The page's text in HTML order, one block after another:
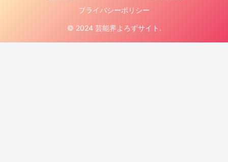
プライバシーポリシー
© 2024 芸能界よろずサイト.